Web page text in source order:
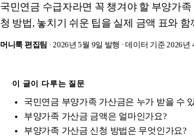
국민연금 수급자라면 꼭 챙겨야 할 부양가
청 방법, 놓치기 쉬운 팁을 실제 금액 표와
머니룩 편집팀 · 2026년 5월 9일 발행 · 데이터 기준 2026년
이 글이 다루는 질문
국민연금 부양가족 가산금은 누가 받을 수
부양가족 가산금 금액은 얼마인가요?
부양가족 가산금 신청 방법은 무엇인가요?